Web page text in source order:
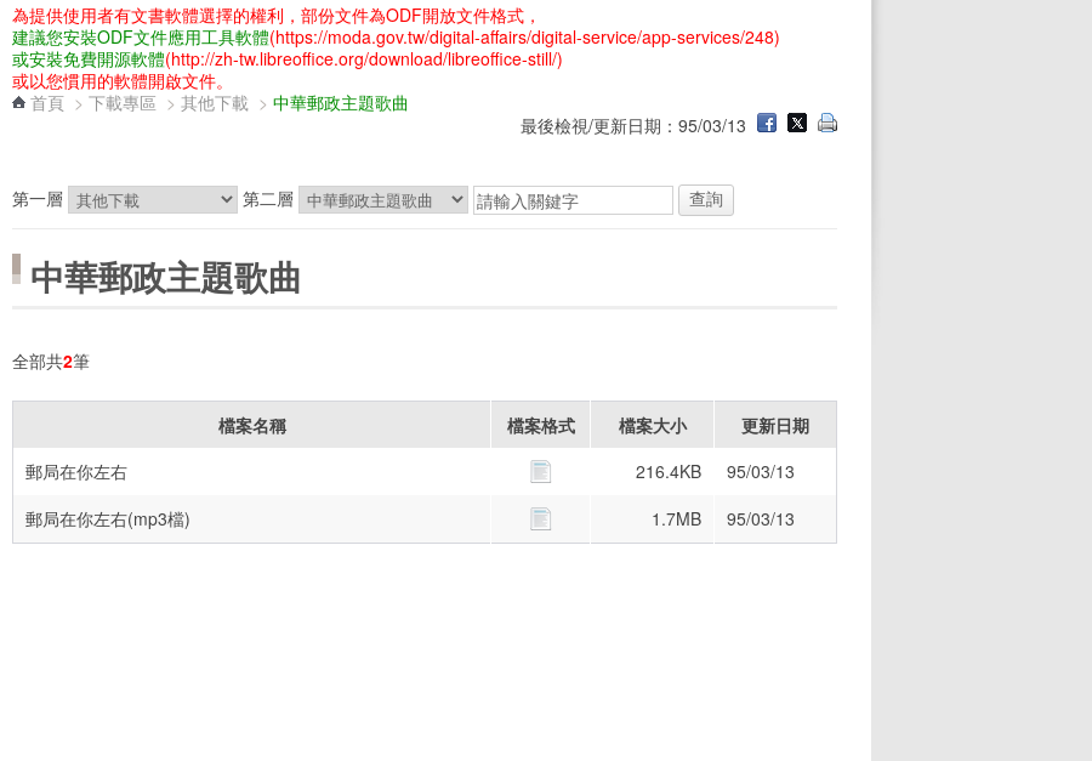
為提供使用者有文書軟體選擇的權利，部份文件為ODF開放文件格式，
建議您安裝ODF文件應用工具軟體(https://moda.gov.tw/digital-affairs/digital-service/app-services/248)
或安裝免費開源軟體(http://zh-tw.libreoffice.org/download/libreoffice-still/)
或以您慣用的軟體開啟文件。
首頁 > 下載專區 > 其他下載 > 中華郵政主題歌曲
最後檢視/更新日期：95/03/13
第一層 第二層
中華郵政主題歌曲
全部共2筆
檔案名稱 檔案格式 檔案大小
更新日期
郵局在你左右
216.4KB
95/03/13
郵局在你左右(mp3檔)
1.7MB 95/03/13